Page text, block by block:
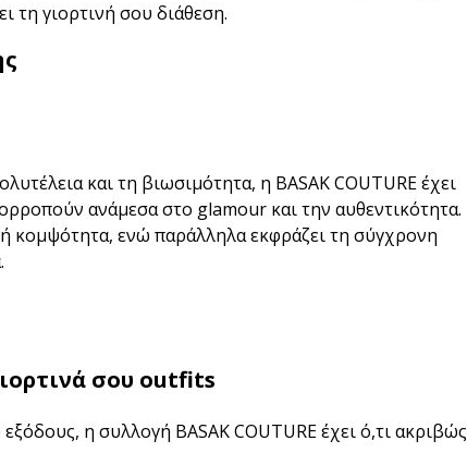
τη γιορτινή σου διάθεση.
και τη βιωσιμότητα, η BASAK COUTURE έχει
ανάμεσα στο glamour και την αυθεντικότητα.
κομψότητα, ενώ παράλληλα εκφράζει τη σύγχρονη
σου outfits
η συλλογή BASAK COUTURE έχει ό,τι ακριβώς